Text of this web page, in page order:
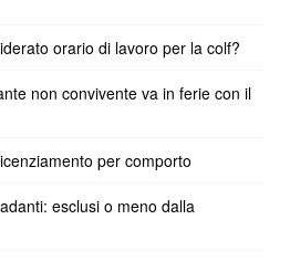
orario di lavoro per la colf?
non convivente va in ferie con il
per comporto
esclusi o meno dalla